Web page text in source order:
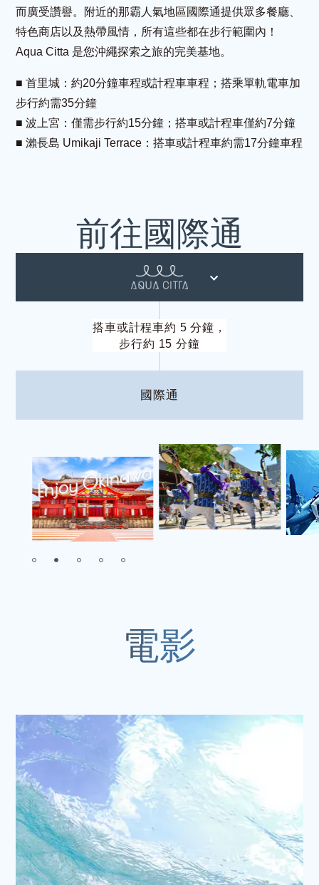
而廣受讚譽。附近的那霸人氣地區國際通提供眾多餐廳、
特色商店以及熱帶風情，所有這些都在步行範圍內！
Aqua Citta 是您沖繩探索之旅的完美基地。
■ 首里城：約20分鐘車程或計程車車程；搭乘單軌電車加
步行約需35分鐘
■ 波上宮：僅需步行約15分鐘；搭車或計程車僅約7分鐘
■ 瀨長島 Umikaji Terrace：搭車或計程車約需17分鐘車程
搭車或計程車約 5 分鐘，
步行約 15 分鐘
國際通